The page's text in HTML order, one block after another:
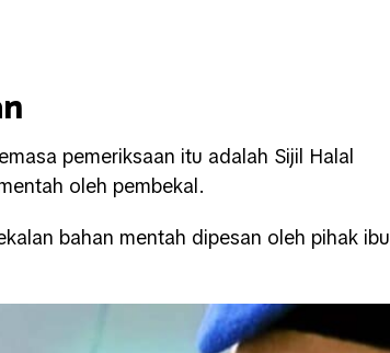
pemeriksaan itu adalah Sijil Halal
oleh pembekal.
bahan mentah dipesan oleh pihak ibu